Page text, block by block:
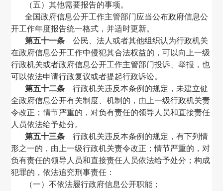
（五）其他需要报告的事项。
全国政府信息公开工作主管部门应当公布政府信息公
开工作年度报告统一格式，并适时更新。
第五十一条 公民、法人或者其他组织认为行政机关
在政府信息公开工作中侵犯其合法权益的，可以向上一级
行政机关或者政府信息公开工作主管部门投诉、举报，也
可以依法申请行政复议或者提起行政诉讼。
第五十二条 行政机关违反本条例的规定，未建立健
全政府信息公开有关制度、机制的，由上一级行政机关责
令改正；情节严重的，对负有责任的领导人员和直接责任
人员依法给予处分。
第五十三条 行政机关违反本条例的规定，有下列情
形之一的，由上一级行政机关责令改正；情节严重的，对
负有责任的领导人员和直接责任人员依法给予处分；构成
犯罪的，依法追究刑事责任：
（一）不依法履行政府信息公开职能；